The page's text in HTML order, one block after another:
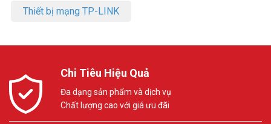
Thiết bị mạng TP-LINK
Chi Tiêu Hiệu Quả
Đa dạng sản phẩm và dịch vụ
Chất lượng cao với giá ưu đãi